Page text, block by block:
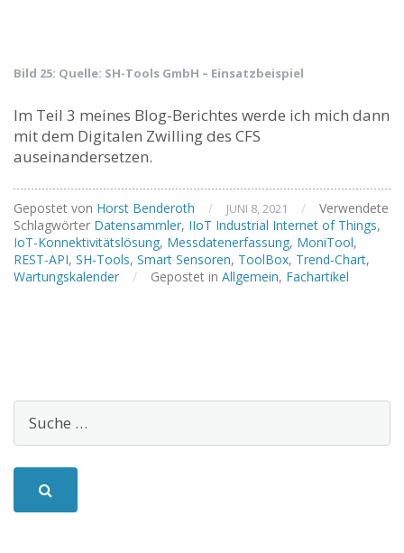
Bild 25: Quelle: SH-Tools GmbH – Einsatzbeispiel
Im Teil 3 meines Blog-Berichtes werde ich mich dann
mit dem Digitalen Zwilling des CFS
auseinandersetzen.
Gepostet von Horst Benderoth / JUNI 8, 2021 /
Verwendete
Schlagwörter Datensammler, IIoT Industrial Internet of Things,
IoT-Konnektivitätslösung, Messdatenerfassung, MoniTool,
REST-API, SH-Tools, Smart Sensoren, ToolBox, Trend-Chart,
Wartungskalender
/ Gepostet in Allgemein, Fachartikel